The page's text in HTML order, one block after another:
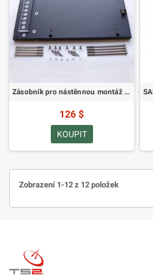
Zásobník pro nástěnnou montáž napájecího zdroje SAILOR 6080 AC/DC
126 $
KOUPIT
Zobrazení 1-12 z 12 položek